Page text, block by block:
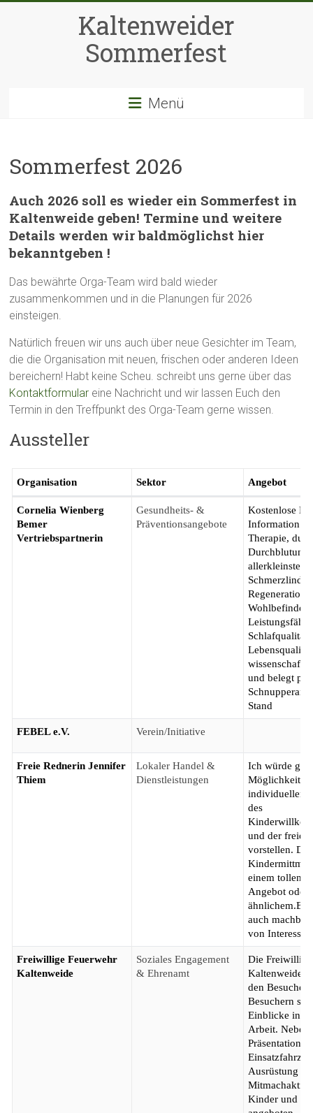
Kaltenweider
Sommerfest
Menü
Sommerfest 2026
Auch 2026 soll es wieder ein Sommerfest in
Kaltenweide geben! Termine und weitere
Details werden wir baldmöglichst hier
bekanntgeben !
Das bewährte Orga-Team wird bald wieder
zusammenkommen und in die Planungen für 2026
einsteigen.
Natürlich freuen wir uns auch über neue Gesichter im Team,
die die Organisation mit neuen, frischen oder anderen Ideen
bereichern! Habt keine Scheu. schreibt uns gerne über das
Kontaktformular eine Nachricht und wir lassen Euch den
Termin in den Treffpunkt des Orga-Team gerne wissen.
Aussteller